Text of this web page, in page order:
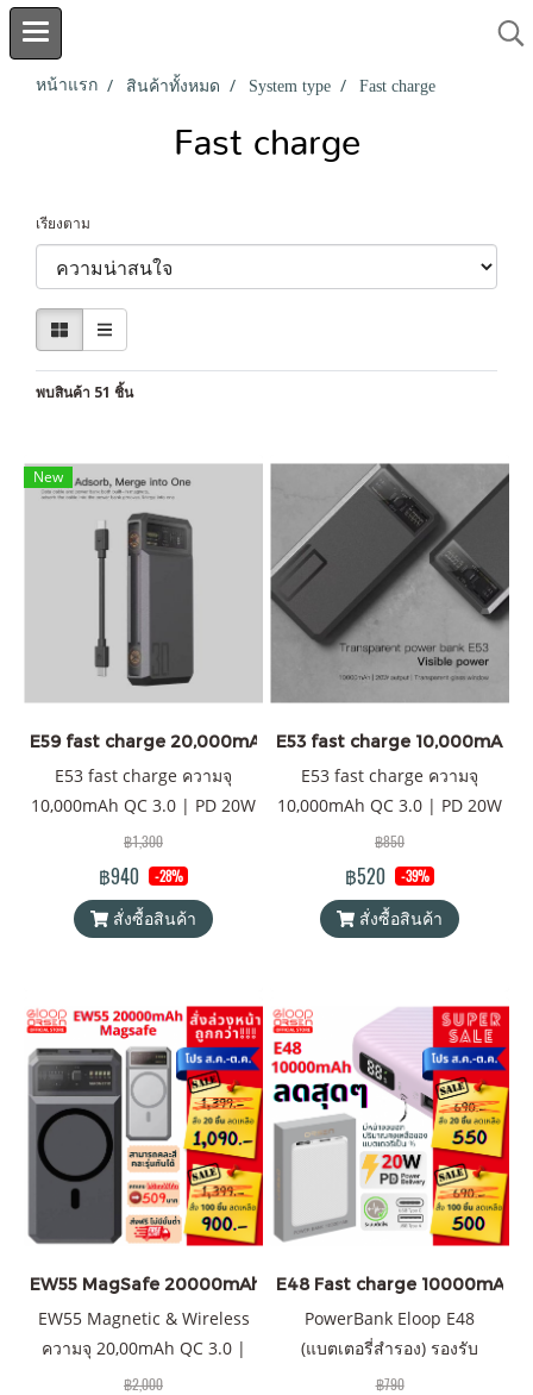
หน้าแรก สินค้าทั้งหมด System type Fast charge
Fast charge
เรียงตาม
พบสินค้า 51 ชิ้น
New
E59 fast charge 20,000mAh
E53 fast charge ความจุ
10,000mAh QC 3.0 | PD 20W
พาวเวอร์แบงค์ Orsen by
Eloop ของแท้ 100% ได้รับ
มาตรฐาน มอก. แถมฟรี! ซอง &
สายชาร์จ USB-A to Type-C
฿1,300
฿940 -28%
สั่งซื้อสินค้า
E53 fast charge 10,000mAh
E53 fast charge ความจุ
10,000mAh QC 3.0 | PD 20W
พาวเวอร์แบงค์ Orsen by
Eloop ของแท้ 100% ได้รับ
มาตรฐาน มอก. แถมฟรี! ซอง &
สายชาร์จ USB-A to Type-C
฿850
฿520 -39%
สั่งซื้อสินค้า
EW55 MagSafe 20000mAh
EW55 Magnetic & Wireless
ความจุ 20,00mAh QC 3.0 |
PD 20W แบตเตอรี่สำรองไร้
฿2,000
E48 Fast charge 10000mAh
PowerBank Eloop E48
(แบตเตอรี่สำรอง) รองรับ
เทคโนโลยีชาร์จเร็ว (Fast
฿790